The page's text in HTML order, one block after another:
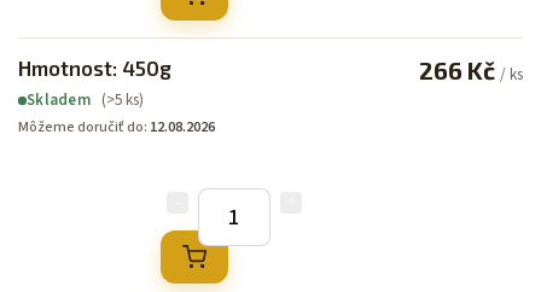
Hmotnost: 450g
Skladem (>5 ks)
Môžeme doručiť do: 12.08.2026
266 Kč / ks